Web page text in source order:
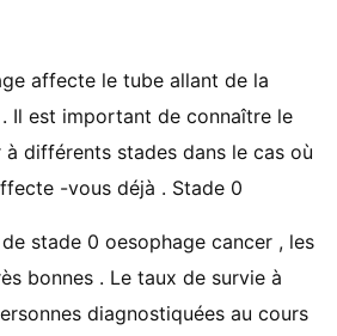
affecte le tube allant de la
Il est important de connaître le
différents stades dans le cas où
-vous déjà . Stade 0
stade 0 oesophage cancer , les
bonnes . Le taux de survie à
diagnostiquées au cours